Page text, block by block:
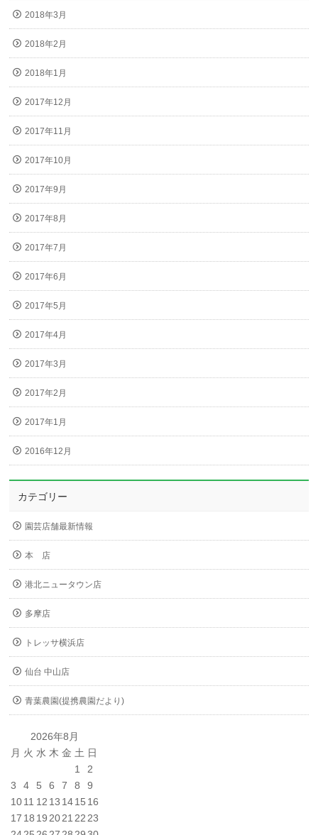
2018年3月
2018年2月
2018年1月
2017年12月
2017年11月
2017年10月
2017年9月
2017年8月
2017年7月
2017年6月
2017年5月
2017年4月
2017年3月
2017年2月
2017年1月
2016年12月
カテゴリー
園芸店舗最新情報
本 店
港北ニュータウン店
多摩店
トレッサ横浜店
仙台 中山店
青葉農園(提携農園だより)
2026年8月
月 火 水 木 金 土 日
1
2
3
4 5 6 7 8
9
1011 12 13 1415 16
17 18 19 2021 22 23